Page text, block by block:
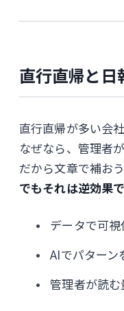
直行直帰と日
直行直帰が多い会
なぜなら、管理者
だから文章で補おう
でもそれは逆効果で
データで可視
AIでパターン
管理者が読